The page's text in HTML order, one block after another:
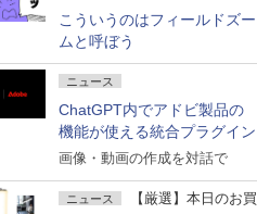
こういうのはフィールドズー
ムと呼ぼう
ニュース
ChatGPT内でアドビ製品の
機能が使える統合プラグイン
画像・動画の作成を対話で
ニュース
【厳選】本日のお買